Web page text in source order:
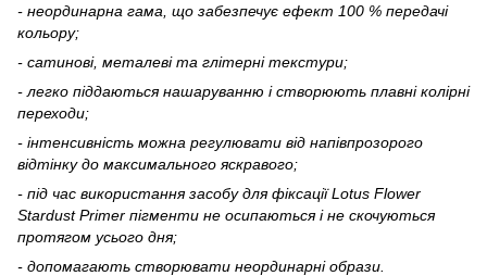
- неординарна гама, що забезпечує ефект 100 % передачі
кольору;
- сатинові, металеві та глітерні текстури;
- легко піддаються нашаруванню і створюють плавні колірні
переходи;
- інтенсивність можна регулювати від напівпрозорого
відтінку до максимального яскравого;
- під час використання засобу для фіксації Lotus Flower
Stardust Primer пігменти не осипаються і не скочуються
протягом усього дня;
- допомагають створювати неординарні образи.